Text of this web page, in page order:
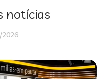
notícias
2026